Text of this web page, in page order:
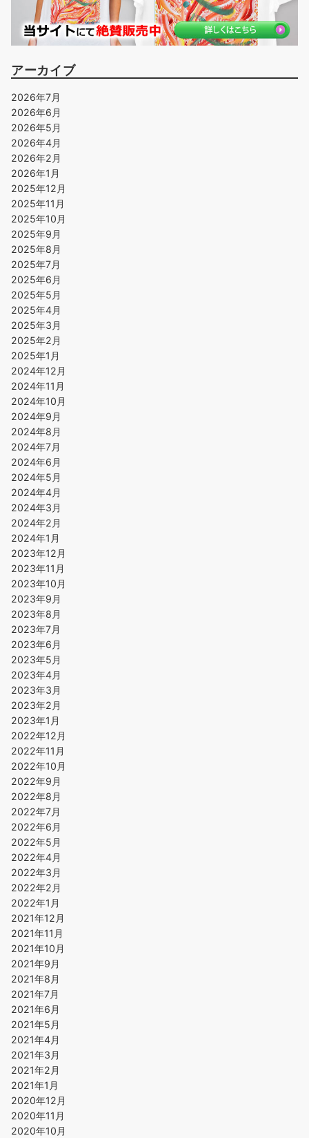
アーカイブ
2026年7月
2026年6月
2026年5月
2026年4月
2026年2月
2026年1月
2025年12月
2025年11月
2025年10月
2025年9月
2025年8月
2025年7月
2025年6月
2025年5月
2025年4月
2025年3月
2025年2月
2025年1月
2024年12月
2024年11月
2024年10月
2024年9月
2024年8月
2024年7月
2024年6月
2024年5月
2024年4月
2024年3月
2024年2月
2024年1月
2023年12月
2023年11月
2023年10月
2023年9月
2023年8月
2023年7月
2023年6月
2023年5月
2023年4月
2023年3月
2023年2月
2023年1月
2022年12月
2022年11月
2022年10月
2022年9月
2022年8月
2022年7月
2022年6月
2022年5月
2022年4月
2022年3月
2022年2月
2022年1月
2021年12月
2021年11月
2021年10月
2021年9月
2021年8月
2021年7月
2021年6月
2021年5月
2021年4月
2021年3月
2021年2月
2021年1月
2020年12月
2020年11月
2020年10月